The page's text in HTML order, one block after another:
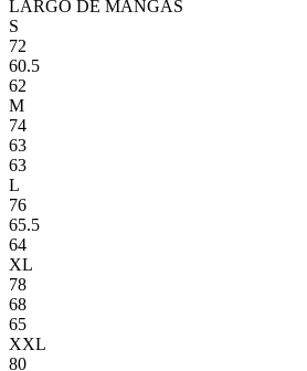
LARGO DE MANGAS
S
72
60.5
62
M
74
63
63
L
76
65.5
64
XL
78
68
65
XXL
80